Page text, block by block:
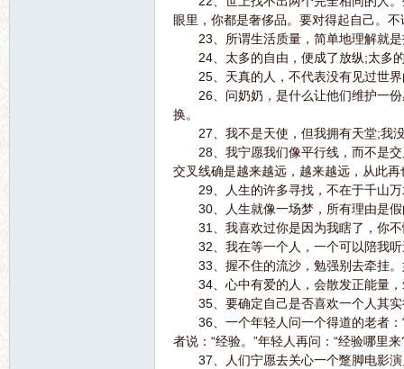
眼里，你都是奢侈品。要对得起自己。
23、所谓生活质量，简单地理解就是
24、太多的自由，便成了放纵;太多
25、天真的人，不代表没有见过世界
26、问奶奶，是什么让他们维护一份
换。
27、我不是天使，但我拥有天堂;我没
28、我宁愿我们像平行线，而不是交
交叉线确是越来越远，越来越远，从此
29、人生的许多寻找，不在于千山万
30、人生就像一场梦，所有理由是假
31、我喜欢过你是因为我瞎了，你不
32、我在等一个人，一个可以陪我听
33、握不住的流沙，勉强别去牵挂。
34、心中有爱的人，会散发正能量，
35、要确定自己是否喜欢一个人其实
36、一个年轻人问一个得道的老者：“
者说：“经验。”年轻人再问：“经验哪里
37、人们宁愿去关心一个蹩脚电影演